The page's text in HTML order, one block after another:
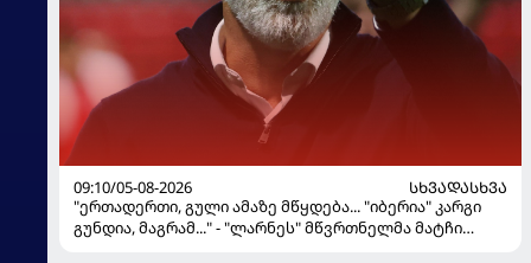
09:10/05-08-2026
ᲡᲮᲕᲐᲓᲐᲡᲮᲕᲐ
"ერთადერთი, გული ამაზე მწყდება... "იბერია" კარგი
გუნდია, მაგრამ..." - "ლარნეს" მწვრთნელმა მატჩი